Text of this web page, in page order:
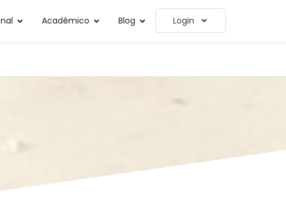
Acadêmico Blog Login